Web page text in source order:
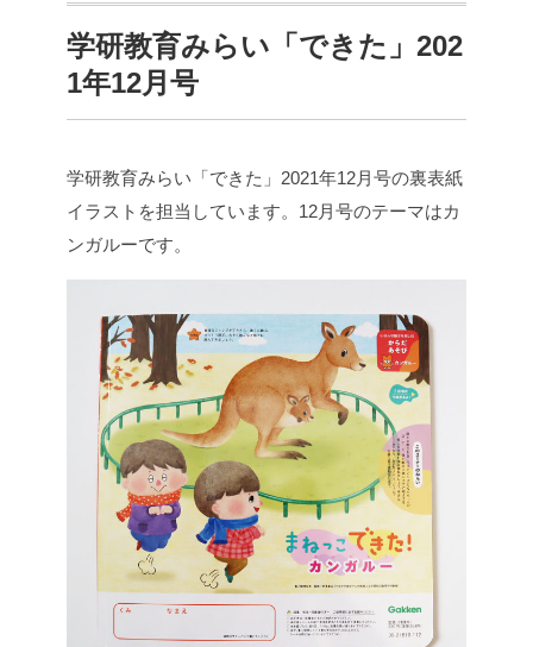
学研教育みらい「できた」202
1年12月号
学研教育みらい「できた」2021年12月号の裏表紙
イラストを担当しています。12月号のテーマはカ
ンガルーです。